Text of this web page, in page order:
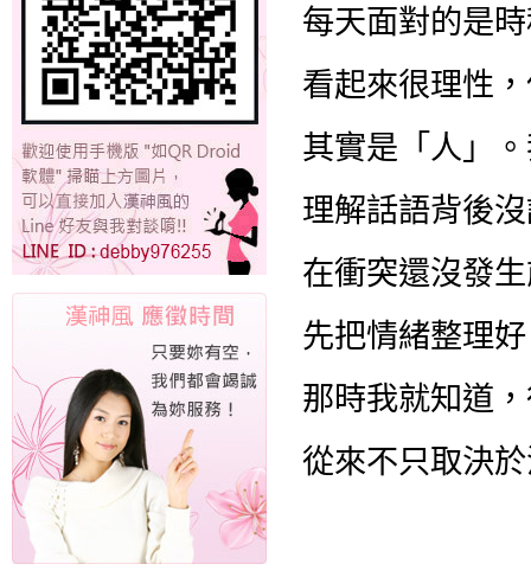
每天面對的是
看起來很理性
其實是「人」
理解話語背後
在衝突還沒發
先把情緒整理
那時我就知道
從來不只取決